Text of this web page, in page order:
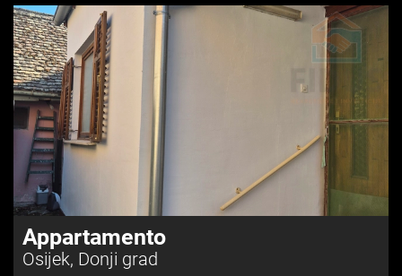
Appartamento
Osijek, Donji grad